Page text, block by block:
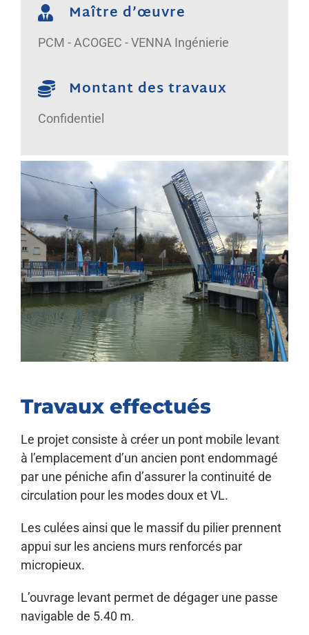
Maître d’œuvre
PCM - ACOGEC - VENNA Ingénierie
Montant des travaux
Confidentiel
Travaux effectués
Le projet consiste à créer un pont mobile levant
à l’emplacement d’un ancien pont endommagé
par une péniche afin d’assurer la continuité de
circulation pour les modes doux et VL.
Les culées ainsi que le massif du pilier prennent
appui sur les anciens murs renforcés par
micropieux.
L’ouvrage levant permet de dégager une passe
navigable de 5.40 m.